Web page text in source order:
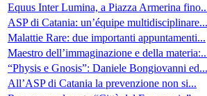
Equus Inter Lumina, a Piazza Armerina
ASP di Catania: un’équipe multidisciplinare...
Malattie Rare: due importanti appuntamenti...
Maestro dell’immaginazione e della
“Physis e Gnosis”: Daniele Bongiovanni ed...
All’ASP di Catania la prevenzione non si...